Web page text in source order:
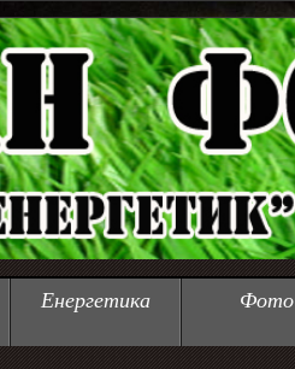
Енергетика Фото